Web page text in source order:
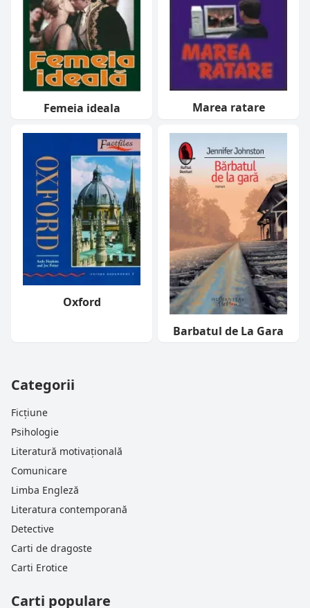
Femeia ideala Marea ratare
Oxford
Barbatul de La Gara
Categorii
Ficțiune
Psihologie
Literatură motivațională
Comunicare
Limba Engleză
Literatura contemporană
Detective
Carti de dragoste
Carti Erotice
Carti populare